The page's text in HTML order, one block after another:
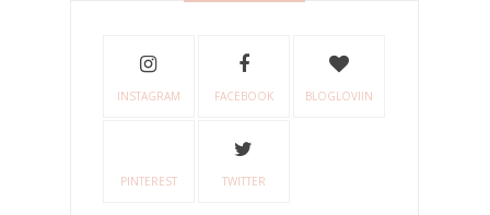
INSTAGRAM FACEBOOK BLOGLOVIIN
PINTEREST TWITTER